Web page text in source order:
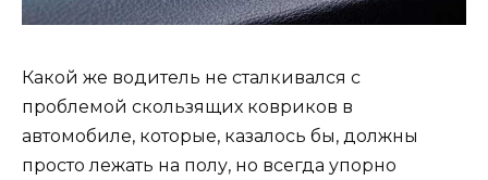
Какой же водитель не сталкивался с
проблемой скользящих ковриков в
автомобиле, которые, казалось бы, должны
просто лежать на полу, но всегда упорно